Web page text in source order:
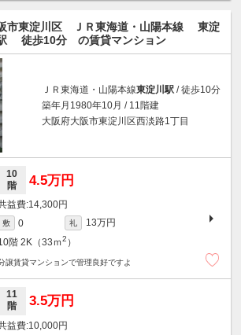
市東淀川区 ＪＲ東海道・山陽本線
東淀
徒歩10分 の賃貸マンション
ＪＲ東海道・山陽本線東淀川駅 / 徒歩10分
築年月1980年10月 / 11階建
大阪府大阪市東淀川区西淡路1丁目
10
階
4.5万円
14,300円
敷 0 礼
13万円
階 2K（33ｍ2 ）
譲賃貸マンションで管理良好ですよ
11
階
3.5万円
10,000円